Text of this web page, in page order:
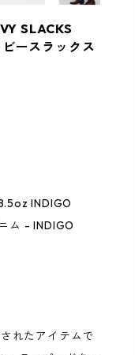
SLACKS
ースラックス
INDIGO
ム - INDIGO
れたアイテムで